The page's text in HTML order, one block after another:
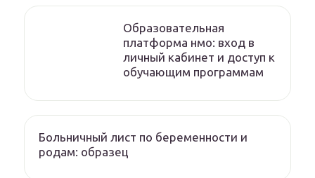
Образовательная
платформа нмо: вход в
личный кабинет и доступ к
обучающим программам
Больничный лист по беременности и
родам: образец